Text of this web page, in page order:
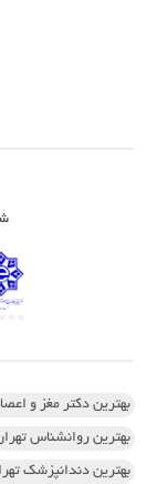
بهترین دکتر مغز و
بهترین روانشناس
بهترین دندانپزشک